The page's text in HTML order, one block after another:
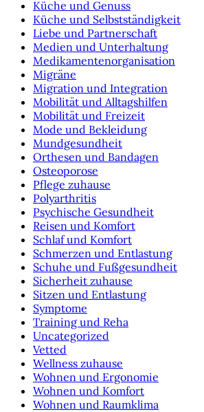
Küche und Genuss
Küche und Selbstständigkeit
Liebe und Partnerschaft
Medien und Unterhaltung
Medikamentenorganisation
Migräne
Migration und Integration
Mobilität und Alltagshilfen
Mobilität und Freizeit
Mode und Bekleidung
Mundgesundheit
Orthesen und Bandagen
Osteoporose
Pflege zuhause
Polyarthritis
Psychische Gesundheit
Reisen und Komfort
Schlaf und Komfort
Schmerzen und Entlastung
Schuhe und Fußgesundheit
Sicherheit zuhause
Sitzen und Entlastung
Symptome
Training und Reha
Uncategorized
Vetted
Wellness zuhause
Wohnen und Ergonomie
Wohnen und Komfort
Wohnen und Raumklima